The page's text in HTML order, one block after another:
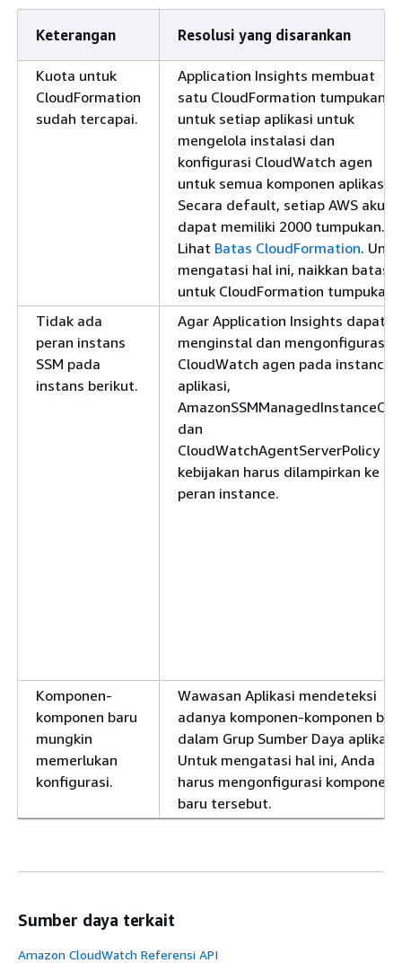
Keterangan Resolusi yang disarankan
Kuota untuk
CloudFormation
sudah tercapai.
Application Insights membuat
satu CloudFormation tumpukan
untuk setiap aplikasi untuk
mengelola instalasi dan
konfigurasi CloudWatch agen
untuk semua komponen aplikasi.
Secara default, setiap AWS akun
dapat memiliki 2000 tumpukan.
Lihat Batas CloudFormation.
mengatasi hal ini, naikkan batas
untuk CloudFormation tumpukan.
Tidak ada
peran instans
SSM pada
instans berikut.
Agar Application Insights dapat
menginstal dan mengonfigurasi
CloudWatch agen pada instance
aplikasi,
dan
CloudWatchAgentServerPolicy
kebijakan harus dilampirkan ke
peran instance.
Komponen-
komponen baru
mungkin
memerlukan
konfigurasi.
Wawasan Aplikasi mendeteksi
adanya komponen-komponen
dalam Grup Sumber Daya aplikasi.
Untuk mengatasi hal ini, Anda
harus mengonfigurasi komponen
baru tersebut.
Sumber daya terkait
Amazon CloudWatch Referensi API